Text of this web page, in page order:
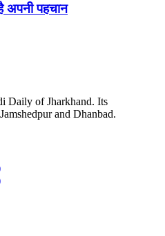
अपनी पहचान
Daily of Jharkhand. Its
and Dhanbad.